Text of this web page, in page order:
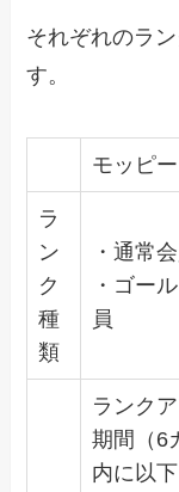
それぞれのラ
す。
モッピー
ラ
ン
ク
種
類
・通常
・ゴー
員
ランク
期間（6
内に以